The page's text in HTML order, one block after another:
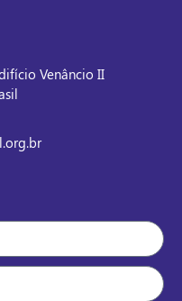
Venâncio II